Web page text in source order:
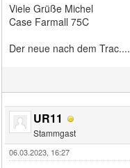
Viele Grüße Michel
Case Farmall 75C
Der neue nach dem Trac....
UR11
Stammgast
06.03.2023, 16:27